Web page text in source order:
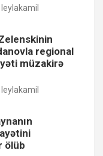
leylakamil
regional
müzakirə
leylakamil
ölüb